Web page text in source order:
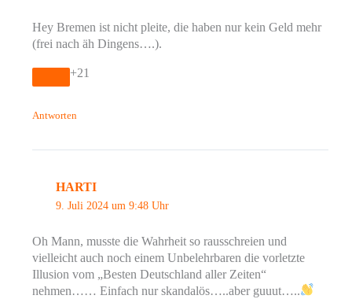
Hey Bremen ist nicht pleite, die haben nur kein Geld mehr
(frei nach äh Dingens….).
+21
Antworten
HARTI
9. Juli 2024 um 9:48 Uhr
Oh Mann, musste die Wahrheit so rausschreien und
vielleicht auch noch einem Unbelehrbaren die vorletzte
Illusion vom „Besten Deutschland aller Zeiten“
nehmen…… Einfach nur skandalös…..aber guuut…..